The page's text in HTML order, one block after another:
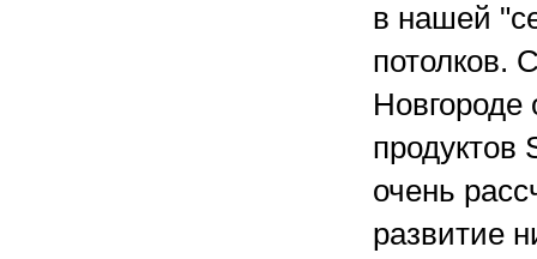
в нашей
потолков.
Новгороде
очень
развитие